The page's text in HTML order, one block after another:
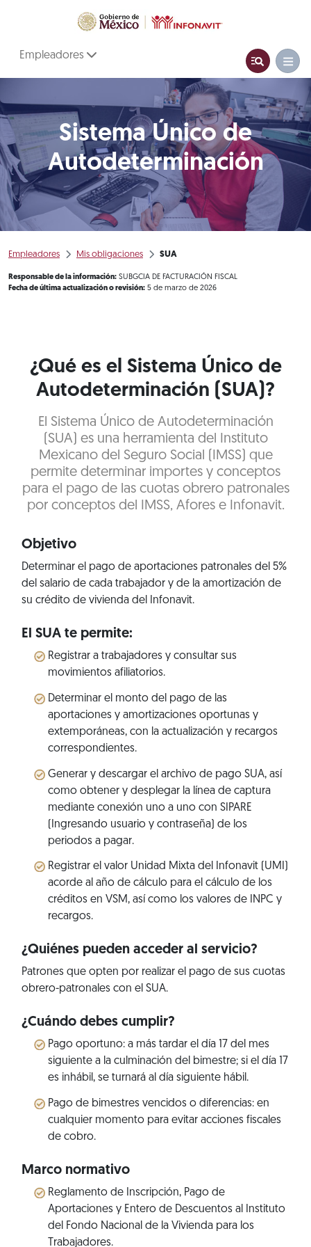
Empleadores
Sistema Único de
Autodeterminación
Empleadores Mis obligaciones SUA
Responsable de la información: SUBGCIA DE FACTURACIÓN FISCAL
Fecha de última actualización o revisión: 5 de marzo de 2026
¿Qué es el Sistema Único de
Autodeterminación (SUA)?
El Sistema Único de Autodeterminación
(SUA) es una herramienta del Instituto
Mexicano del Seguro Social (IMSS) que
permite determinar importes y conceptos
para el pago de las cuotas obrero patronales
por conceptos del IMSS, Afores e Infonavit.
Objetivo
Determinar el pago de aportaciones patronales del 5%
del salario de cada trabajador y de la amortización de
su crédito de vivienda del Infonavit.
El SUA te permite:
Registrar a trabajadores y consultar sus
movimientos afiliatorios.
Determinar el monto del pago de las
aportaciones y amortizaciones oportunas y
extemporáneas, con la actualización y recargos
correspondientes.
Generar y descargar el archivo de pago SUA, así
como obtener y desplegar la línea de captura
mediante conexión uno a uno con SIPARE
(Ingresando usuario y contraseña) de los
periodos a pagar.
Registrar el valor Unidad Mixta del Infonavit (UMI)
acorde al año de cálculo para el cálculo de los
créditos en VSM, así como los valores de INPC y
recargos.
¿Quiénes pueden acceder al servicio?
Patrones que opten por realizar el pago de sus cuotas
obrero-patronales con el SUA.
¿Cuándo debes cumplir?
Pago oportuno: a más tardar el día 17 del mes
siguiente a la culminación del bimestre; si el día 17
es inhábil, se turnará al día siguiente hábil.
Pago de bimestres vencidos o diferencias: en
cualquier momento para evitar acciones fiscales
de cobro.
Marco normativo
Reglamento de Inscripción, Pago de
Aportaciones y Entero de Descuentos al Instituto
del Fondo Nacional de la Vivienda para los
Trabajadores.